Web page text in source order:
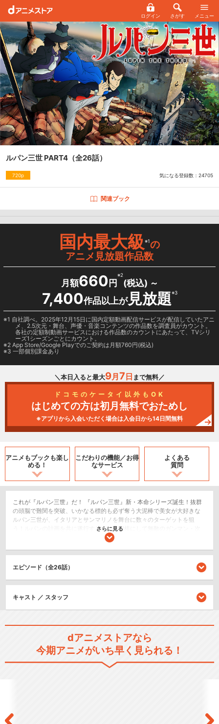
ログイン さがす メニュー
ルパン三世 PART4 （全26話）
720p 気になる登録数： 24705
関連ブック
国内最大級※1の
アニメ見放題作品数
月額660 円
※2
(税込) ～
7,400作品以上が見放題※3
1 自社調べ。2025年12月15日に国内定額動画配信サービスが配信していたアニ
メ、2.5次元・舞台、声優・音楽コンテンツの作品数を調査員がカウント。
各社の定額制動画サービスにおける作品数のカウントにあたって、TVシリ
ーズ1シーズンごとにカウント。
2 App Store/Google Playでのご契約は月額760円(税込)
3 一部個別課金あり
＼本日入ると最大9月 7 日 まで無料／
ドコモのケータイ以外もOK
はじめての方は初月無料でおためし
※アプリから入会いただく場合は入会日から14日間無料
アニメもブックも楽し
める！
こだわりの機能／お得
なサービス
よくある
質問
これが『ルパン三世』だ！ 『ルパン三世』新・本命シリーズ誕生！抜群
の頭脳で難関を突破、いかなる標的も必ず奪う大泥棒で美女が大好きな
ルパン三世が、イタリアとサンマリノを舞台に数々のターゲットを狙
う！ルパンの計画を共に遂行するのは、相棒にして無敵のガンマン・次
元大介と居合抜きの達人・石川五ェ門。それに正体不明の美女・峰不二
捕に執念を燃やすICPOの敏腕捜査官・銭形警部。このお馴染の面々に加
え、自由奔放なセレブ娘レベッカ・ロッセリーニがもう一人のヒロイン
として大きく関わっていく。そしてイギリス諜報部MI6もルパンの動きを
探ることになり…。キャラクターひとりひとりの際立つ存在感。ただ群れ
関係性。軽微なユーモア。随所に登場する実在の銃器や車輛。信頼と裏
切りが錯綜し、最後の最後まで何が起こるか分からないスリリングな展
タテインメントに仕上がった新・本命シリーズ！
ドラマ/青春
さらに見る
エピソード（全26話）
キャスト ／ スタッフ
dアニメストアなら
今期アニメがいち早く見られる！